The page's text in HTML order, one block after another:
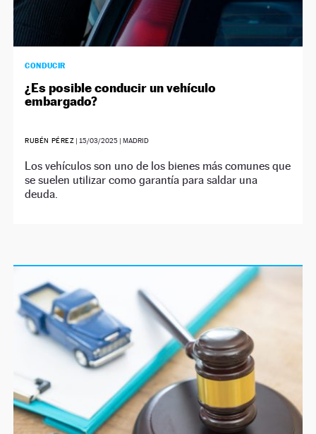
CONDUCIR
¿Es posible conducir un vehículo
embargado?
RUBÉN PÉREZ | 15/03/2025 | MADRID
Los vehículos son uno de los bienes más comunes que
se suelen utilizar como garantía para saldar una
deuda.